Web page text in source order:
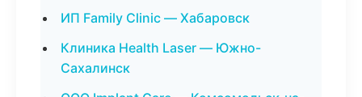
ИП Family Clinic — Хабаровск
Клиника Health Laser — Южно-
Сахалинск